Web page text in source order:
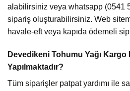
alabilirsiniz veya whatsapp (0541
sipariş oluşturabilirsiniz. Web
havale-eft veya kapıda ödemeli
Devedikeni Tohumu Yağı Kargo
Yapılmaktadır?
Tüm siparişler patpat yardımı ile